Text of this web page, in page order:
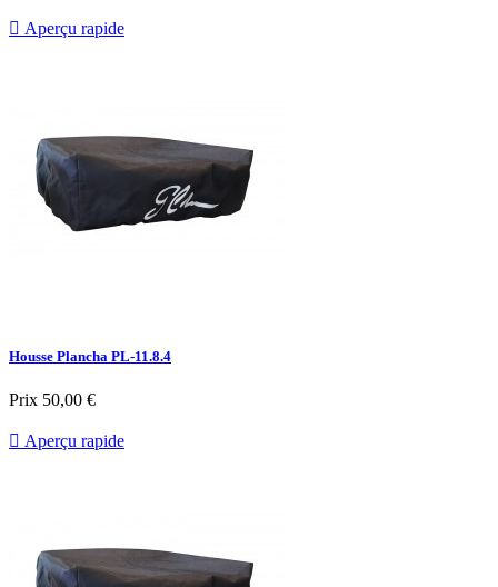
 Aperçu rapide
Housse Plancha PL-11.8.4
Prix 50,00 €
 Aperçu rapide